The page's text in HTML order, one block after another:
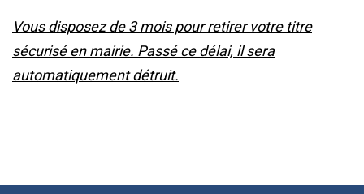
Vous disposez de 3 mois pour retirer votre titre
sécurisé en mairie. Passé ce délai, il sera
automatiquement détruit.